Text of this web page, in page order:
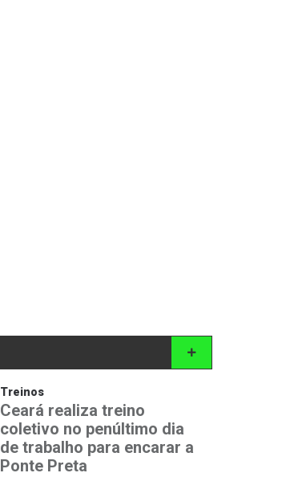
Treinos
Ceará realiza treino
coletivo no penúltimo dia
de trabalho para encarar a
Ponte Preta